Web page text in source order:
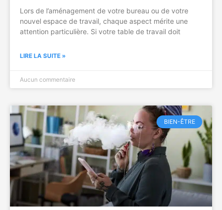
Lors de l’aménagement de votre bureau ou de votre
nouvel espace de travail, chaque aspect mérite une
attention particulière. Si votre table de travail doit
LIRE LA SUITE »
Aucun commentaire
BIEN-ÊTRE